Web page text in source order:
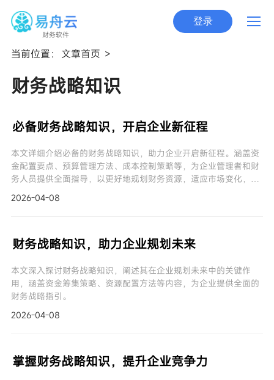
财务软件
登录
当前位置： 文章首页 >
财务战略知识
必备财务战略知识，开启企业新征程
本文详细介绍必备的财务战略知识，助力企业开启新征程。涵盖资
金配置要点、预算管理方法、成本控制策略等，为企业管理者和财
务人员提供全面指导，以更好地规划财务资源，适应市场变化，提
2026-04-08
财务战略知识，助力企业规划未来
本文深入探讨财务战略知识，阐述其在企业规划未来中的关键作
用，涵盖资金筹集策略、资源配置方法等内容，为企业提供全面的
财务战略指引。
2026-04-08
掌握财务战略知识，提升企业竞争力